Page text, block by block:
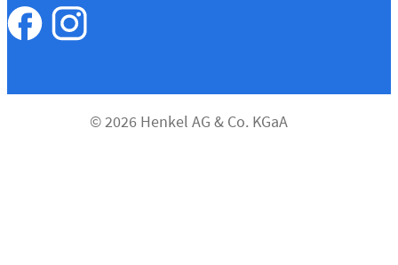
© 2026 Henkel AG & Co. KGaA